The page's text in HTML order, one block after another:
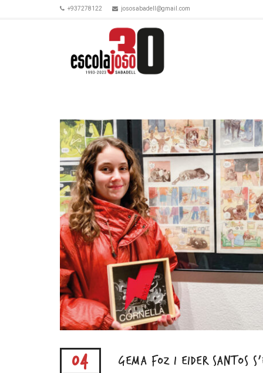
+937278122 jososabadell@gmail.com
04 Gema Foz i Eider Santos